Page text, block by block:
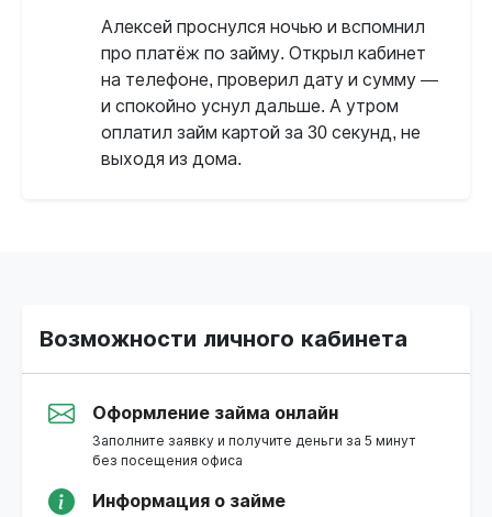
Алексей проснулся ночью и вспомнил
про платёж по займу. Открыл кабинет
на телефоне, проверил дату и сумму —
и спокойно уснул дальше. А утром
оплатил займ картой за 30 секунд, не
выходя из дома.
Возможности личного кабинета
Оформление займа онлайн
Заполните заявку и получите деньги за 5 минут
без посещения офиса
Информация о займе